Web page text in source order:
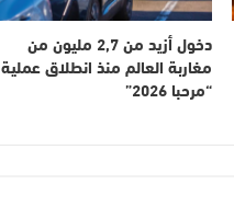
دخول أزيد من 2,7 مليون من
مغاربة العالم منذ انطلاق عملية
“مرحبا 2026”